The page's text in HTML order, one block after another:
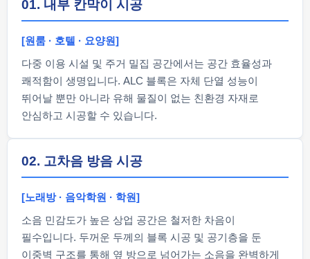
01. 내부 칸막이 시공
[원룸 · 호텔 · 요양원]
다중 이용 시설 및 주거 밀집 공간에서는 공간 효율성과
쾌적함이 생명입니다. ALC 블록은 자체 단열 성능이
뛰어날 뿐만 아니라 유해 물질이 없는 친환경 자재로
안심하고 시공할 수 있습니다.
02. 고차음 방음 시공
[노래방 · 음악학원 · 학원]
소음 민감도가 높은 상업 공간은 철저한 차음이
필수입니다. 두꺼운 두께의 블록 시공 및 공기층을 둔
이중벽 구조를 통해 옆 방으로 넘어가는 소음을 완벽하게